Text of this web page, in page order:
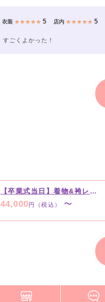
衣装 ★★★★★5 店内 ★★★★★ 5
すごくよかった！
【卒業式当日】着物&袴レンタルプラン
44,000円（税込） 〜